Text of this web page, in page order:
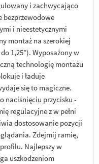
i zachwycająco
bezprzewodowe
i nieestetycznymi
montaż na szerokiej
1,25”). Wyposażony w
technologię montażu
i ładuje
się to magiczne.
naciśnięciu przycisku -
regulacyjne z w pełni
dostosowanie pozycji
Zdejmij ramię,
Najlepszy w
uszkodzeniom